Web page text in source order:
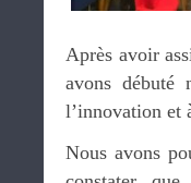
Après avoir
avons débuté
l’innovation et
Nous avons